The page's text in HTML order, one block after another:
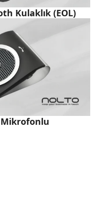
Kulaklık (EOL)
Mikrofonlu